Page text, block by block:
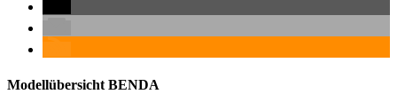
Modellübersicht BENDA